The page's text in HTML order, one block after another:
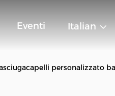
Eventi Italian
personalizzato